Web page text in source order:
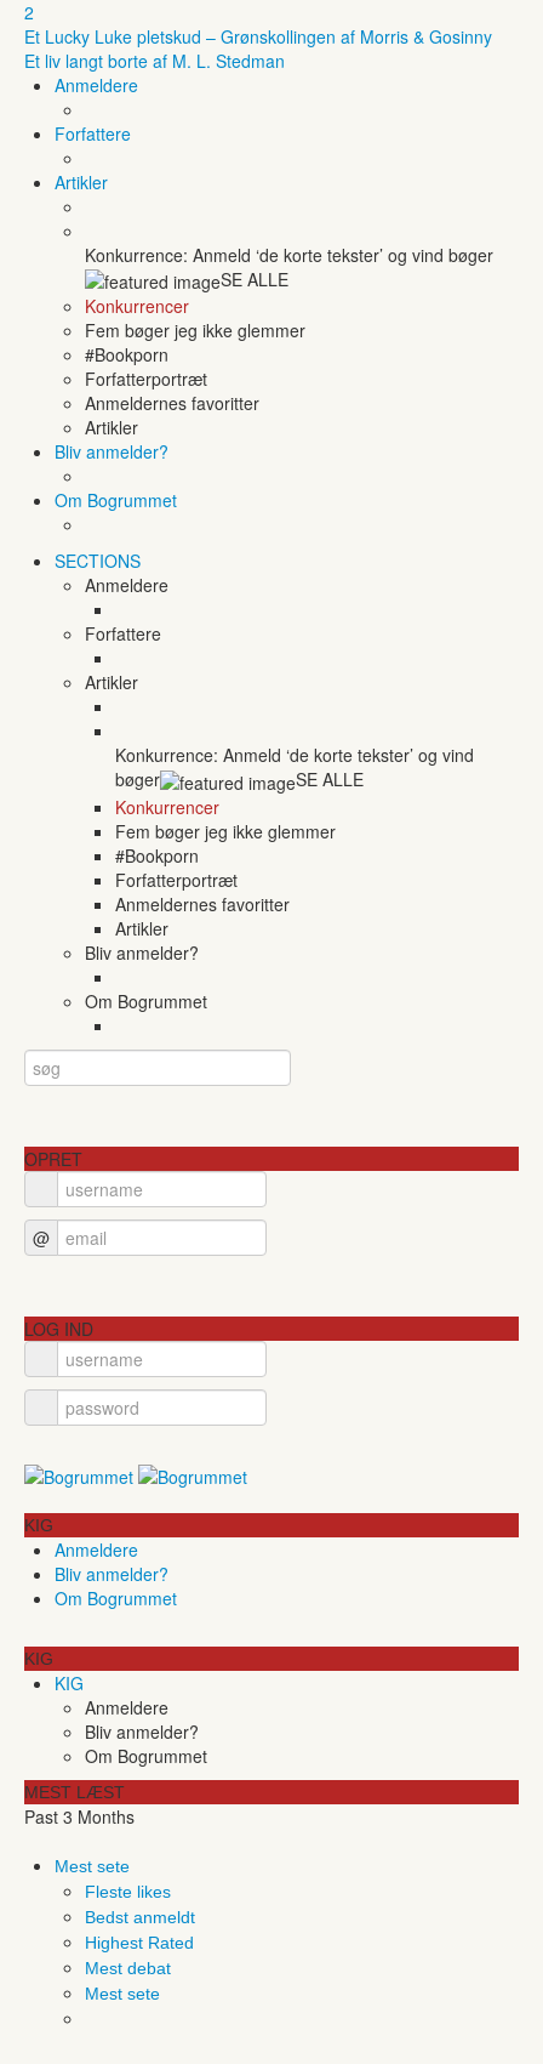
2
Et Lucky Luke pletskud – Grønskollingen af Morris & Gosinny
Et liv langt borte af M. L. Stedman
Anmeldere
Forfattere
Artikler
Konkurrence: Anmeld ‘de korte tekster’ og vind bøger
SE ALLE
Konkurrencer
Fem bøger jeg ikke glemmer
#Bookporn
Forfatterportræt
Anmeldernes favoritter
Artikler
Bliv anmelder?
Om Bogrummet
SECTIONS
Anmeldere
Forfattere
Artikler
Konkurrence: Anmeld ‘de korte tekster’ og vind
bøger
SE ALLE
Konkurrencer
Fem bøger jeg ikke glemmer
#Bookporn
Forfatterportræt
Anmeldernes favoritter
Artikler
Bliv anmelder?
Om Bogrummet
OPRET
@
LOG IND
KIG
Anmeldere
Bliv anmelder?
Om Bogrummet
KIG
KIG
Anmeldere
Bliv anmelder?
Om Bogrummet
MEST LÆST
Past 3 Months
Mest sete
Fleste likes
Bedst anmeldt
Highest Rated
Mest debat
Mest sete